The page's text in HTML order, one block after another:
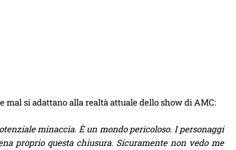
mal si adattano alla realtà attuale dello show di AMC:
minaccia. È un mondo pericoloso. I personaggi
proprio questa chiusura. Sicuramente non vedo me